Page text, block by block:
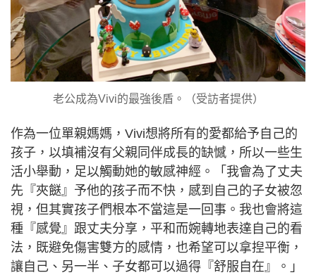
老公成為Vivi的最強後盾。（受訪者提供）
作為一位單親媽媽，Vivi想將所有的愛都給予自己的
孩子，以填補沒有父親同伴成長的缺憾，所以一些生
活小舉動，足以觸動她的敏感神經。「我會為了丈夫
先『夾餸』予他的孩子而不快，感到自己的子女被忽
視，但其實孩子們根本不當這是一回事。我也會將這
種『感覺』跟丈夫分享，平和而婉轉地表達自己的看
法，既避免傷害雙方的感情，也希望可以拿揑平衡，
讓自己、另一半、子女都可以過得『舒服自在』。」